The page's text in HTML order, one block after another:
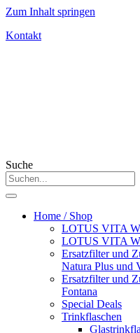
Zum Inhalt springen
Kontakt
Suche
Home / Shop
LOTUS VITA
LOTUS VITA
Ersatzfilter und
Natura Plus und
Ersatzfilter und
Fontana
Special Deals
Trinkflaschen